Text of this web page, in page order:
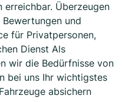
Überzeugen
und
für Privatpersonen,
Dienst Als
wir die Bedürfnisse von
bei uns Ihr wichtigstes
absichern